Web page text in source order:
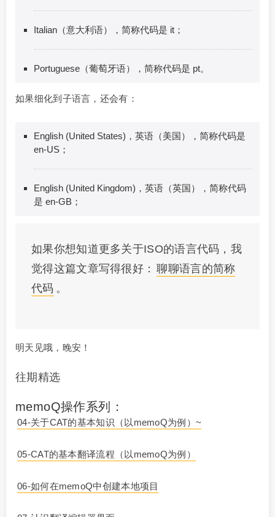
Italian（意大利语），简称代码是 it；
Portuguese（葡萄牙语），简称代码是 pt。
如果细化到子语言，还会有：
English (United States)，英语（美国），简称代码是
en-US；
English (United Kingdom)，英语（英国），简称代码
是 en-GB；
如果你想知道更多关于ISO的语言代码，我
觉得这篇文章写得很好： 聊聊语言的简称
代码 。
明天见哦，晚安！
往期精选
memoQ操作系列：
04-关于CAT的基本知识（以memoQ为例）~
05-CAT的基本翻译流程（以memoQ为例）
06-如何在memoQ中创建本地项目